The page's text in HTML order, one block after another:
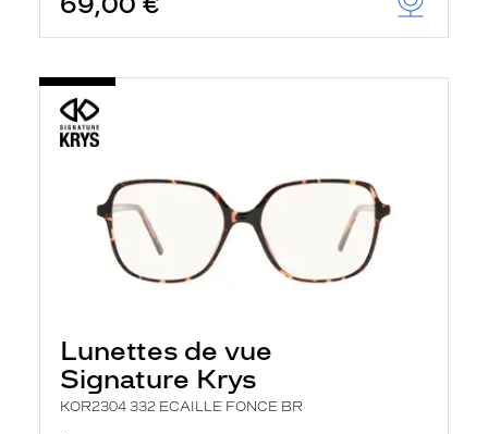
Lunettes de vue
Signature Krys
KOR2304 332 ECAILLE FONCE BR